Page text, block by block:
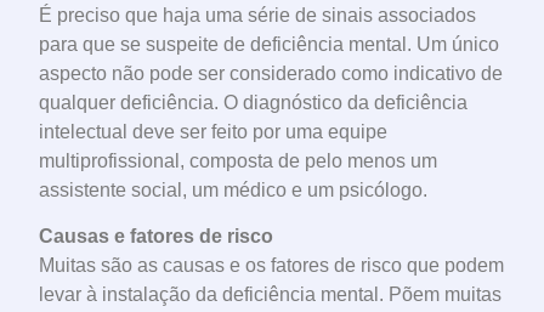
É preciso que haja uma série de sinais associados
para que se suspeite de deficiência mental. Um único
aspecto não pode ser considerado como indicativo de
qualquer deficiência. O diagnóstico da deficiência
intelectual deve ser feito por uma equipe
multiprofissional, composta de pelo menos um
assistente social, um médico e um psicólogo.
Causas e fatores de risco
Muitas são as causas e os fatores de risco que podem
levar à instalação da deficiência mental. Põem muitas